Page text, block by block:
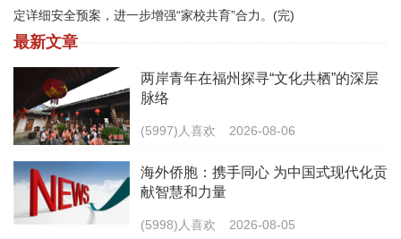
定详细安全预案，进一步增强“家校共育”合力。(完)
最新文章
两岸青年在福州探寻“文化共栖”的深层
脉络
(5997)人喜欢 2026-08-06
海外侨胞：携手同心 为中国式现代化贡
献智慧和力量
(5998)人喜欢 2026-08-05